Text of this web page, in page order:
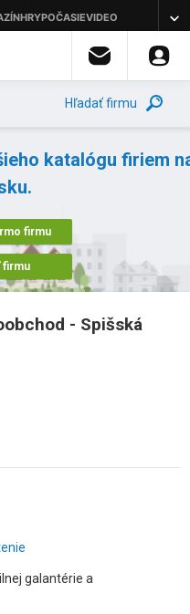
Hľadať firmu
katalógu firiem
firmu
firmu
- Spišská
galantérie a